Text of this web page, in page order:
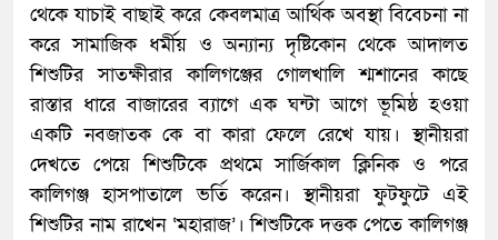
থেকে যাচাই বাছাই করে কেবলমাত্র আর্থিক অবস্থা বিবেচনা না
করে সামাজিক ধর্মীয় ও অন্যান্য দৃষ্টিকোন থেকে আদালত
শিশুটির সাতক্ষীরার কালিগঞ্জের গোলখালি শ্মশানের কাছে
রাস্তার ধারে বাজারের ব্যাগে এক ঘন্টা আগে ভূমিষ্ঠ হওয়া
একটি নবজাতক কে বা কারা ফেলে রেখে যায়। স্থানীয়রা
দেখতে পেয়ে শিশুটিকে প্রথমে সার্জিকাল ক্লিনিক ও পরে
কালিগঞ্জ হাসপাতালে ভর্তি করেন। স্থানীয়রা ফুটফুটে এই
শিশুটির নাম রাখেন ‘মহারাজ’। শিশুটিকে দত্তক পেতে কালিগঞ্জ